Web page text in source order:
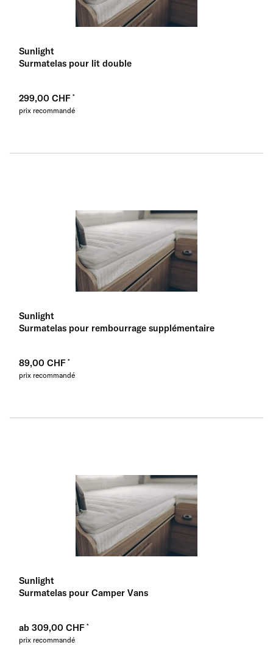
Sunlight
Surmatelas pour lit double
299,00 CHF
prix recommandé
Sunlight
Surmatelas pour rembourrage supplémentaire
89,00 CHF
prix recommandé
Sunlight
Surmatelas pour Camper Vans
ab 309,00 CHF
prix recommandé